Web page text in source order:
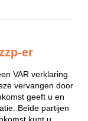
er
VAR verklaring.
vervangen door
geeft u en
Beide partijen